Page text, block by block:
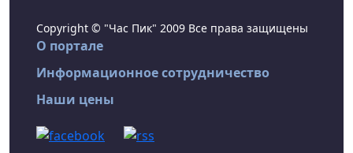
Copyright © "Час Пик" 2009 Все права защищены
О портале
Информационное сотрудничество
Наши цены